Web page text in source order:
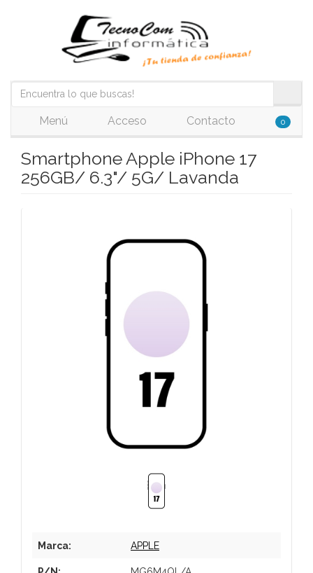
Menú Acceso Contacto 0
Smartphone Apple iPhone 17
256GB/ 6.3"/ 5G/ Lavanda
Marca: APPLE